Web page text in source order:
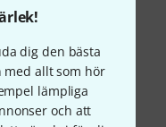
dig den bästa
allt som hör
lämpliga
och att